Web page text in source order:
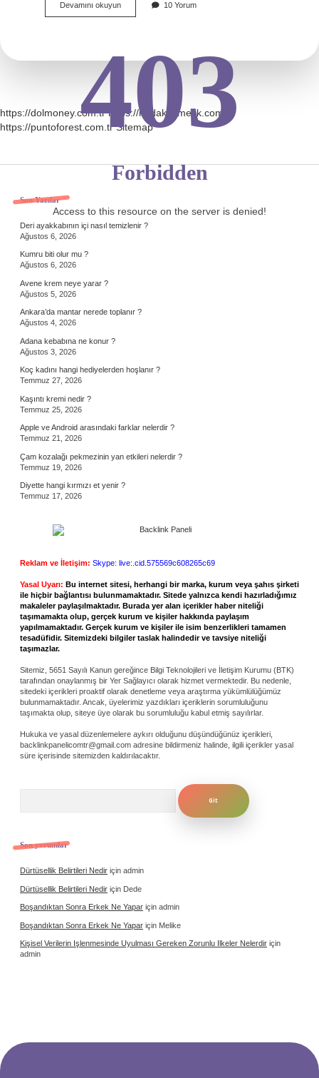
Devamını okuyunOperatör
Olmak
10 Yorum
https://dolmoney.com.tr https://nedakozmetik.com.tr
https://puntoforest.com.tr Sitemap
Sidebar
Son Yazılar
Deri ayakkabının içi nasıl temizlenir ?
Ağustos 6, 2026
Kumru biti olur mu ?
Ağustos 6, 2026
Avene krem neye yarar ?
Ağustos 5, 2026
Ankara’da mantar nerede toplanır ?
Ağustos 4, 2026
Adana kebabına ne konur ?
Ağustos 3, 2026
Koç kadını hangi hediyelerden hoşlanır ?
Temmuz 27, 2026
Kaşıntı kremi nedir ?
Temmuz 25, 2026
Apple ve Android arasındaki farklar nelerdir ?
Temmuz 21, 2026
Çam kozalağı pekmezinin yan etkileri nelerdir ?
Temmuz 19, 2026
Diyette hangi kırmızı et yenir ?
Temmuz 17, 2026
Reklam ve İletişim: Skype: live:.cid.575569c608265c69
Yasal Uyarı: Bu internet sitesi, herhangi bir marka, kurum veya şahıs şirketi
ile hiçbir bağlantısı bulunmamaktadır. Sitede yalnızca kendi hazırladığımız
makaleler paylaşılmaktadır. Burada yer alan içerikler haber niteliği
taşımamakta olup, gerçek kurum ve kişiler hakkında paylaşım
yapılmamaktadır. Gerçek kurum ve kişiler ile isim benzerlikleri tamamen
tesadüfidir. Sitemizdeki bilgiler taslak halindedir ve tavsiye niteliği
taşımazlar.
Sitemiz, 5651 Sayılı Kanun gereğince Bilgi Teknolojileri ve İletişim Kurumu (BTK)
tarafından onaylanmış bir Yer Sağlayıcı olarak hizmet vermektedir. Bu nedenle,
sitedeki içerikleri proaktif olarak denetleme veya araştırma yükümlülüğümüz
bulunmamaktadır. Ancak, üyelerimiz yazdıkları içeriklerin sorumluluğunu
taşımakta olup, siteye üye olarak bu sorumluluğu kabul etmiş sayılırlar.
Hukuka ve yasal düzenlemelere aykırı olduğunu düşündüğünüz içerikleri,
backlinkpanelicomtr@gmail.com adresine bildirmeniz halinde, ilgili içerikler yasal
süre içerisinde sitemizden kaldırılacaktır.
Son yorumlar
Dürtüsellik Belirtileri Nedir için admin
Dürtüsellik Belirtileri Nedir için Dede
Boşandıktan Sonra Erkek Ne Yapar için admin
Boşandıktan Sonra Erkek Ne Yapar için Melike
Kişisel Verilerin Işlenmesinde Uyulması Gereken Zorunlu Ilkeler Nelerdir için
admin
403
Forbidden
Access to this resource on the server is denied!